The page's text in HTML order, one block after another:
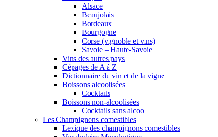
Alsace
Beaujolais
Bordeaux
Bourgogne
Corse (vignoble et vins)
Savoie – Haute-Savoie
Vins des autres pays
Cépages de A à Z
Dictionnaire du vin et de la vigne
Boissons alcoolisées
Cocktails
Boissons non-alcoolisées
Cocktails sans alcool
Les Champignons comestibles
Lexique des champignons comestibles